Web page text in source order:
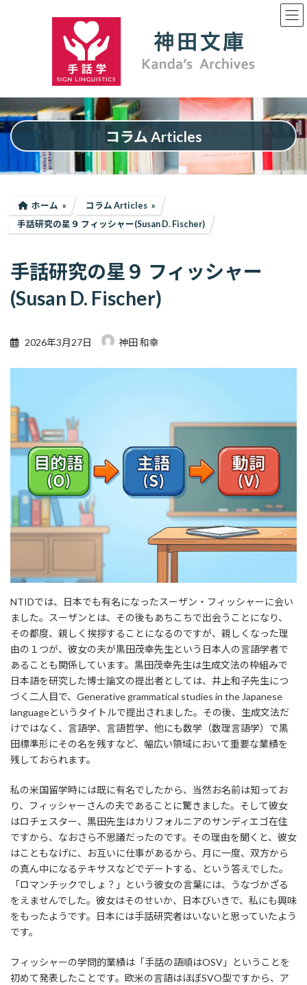
ッ
プ
移
動
コラム Articles
ホーム
コラム Articles
手話研究の星９ フィッシャー(Susan D. Fischer)
手話研究の星９ フィッシャー
(Susan D. Fischer)
2026年3月27日 神田 和幸
NTIDでは、日本でも有名になったスーザン・フィッシャーに会い
ました。スーザンとは、その後もあちこちで出会うことになり、
その都度、親しく挨拶することになるのですが、親しくなった理
由の１つが、彼女の夫が黒田茂幸先生という日本人の言語学者で
あることも関係しています。黒田茂幸先生は生成文法の枠組みで
日本語を研究した博士論文の提出者としては、井上和子先生につ
づく二人目で、Generative grammatical studies in the Japanese
languageというタイトルで提出されました。その後、生成文法だ
けではなく、言語学、言語哲学、他にも数学（数理言語学）で黒
田標準形にその名を残すなど、幅広い領域において重要な業績を
残しておられます。
私の米国留学時には既に有名でしたから、当然お名前は知ってお
り、フィッシャーさんの夫であることに驚きました。そして彼女
はロチェスター、黒田先生はカリフォルニアのサンディエゴ在住
ですから、なおさら不思議だったのです。その理由を聞くと、彼女
はこともなげに、お互いに仕事があるから、月に一度、双方から
の真ん中になるテキサスなどでデートする、という答えでした。
「ロマンチックでしょ？」という彼女の言葉には、うなづかざる
をえませんでした。彼女はそのせいか、日本びいきで、私にも興味
をもったようです。日本には手話研究者はいないと思っていたよう
です。
フィッシャーの学問的業績は「手話の語順はOSV」ということを
初めて発表したことです。欧米の言語はほぼSVO型ですから、ア